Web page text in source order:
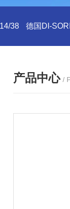
38 德国DI-
产品中心 /